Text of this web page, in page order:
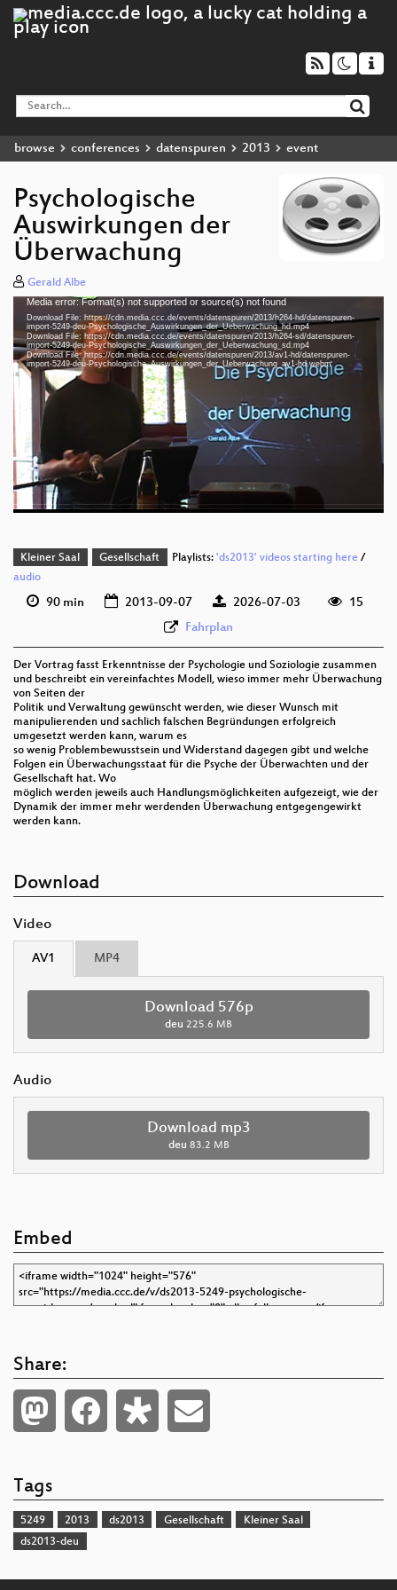
browse conferences datenspuren 2013 event
Psychologische
Auswirkungen der
Überwachung
Gerald Albe
Video
Player
Media error: Format(s) not supported or source(s) not found
Download File: https://cdn.media.ccc.de/events/datenspuren/2013/h264-hd/datenspuren-
import-5249-deu-Psychologische_Auswirkungen_der_Ueberwachung_hd.mp4
Download File: https://cdn.media.ccc.de/events/datenspuren/2013/h264-sd/datenspuren-
import-5249-deu-Psychologische_Auswirkungen_der_Ueberwachung_sd.mp4
Download File: https://cdn.media.ccc.de/events/datenspuren/2013/av1-hd/datenspuren-
import-5249-deu-Psychologische_Auswirkungen_der_Ueberwachung_av1-hd.webm
deu 576p (mp4)
deu 576p (mp4)
deu 576p (webm;codecs=av01)
Kleiner Saal Gesellschaft Playlists: 'ds2013' videos starting here/
audio
90 min 2013-09-07 2026-07-03
15
Fahrplan
Der Vortrag fasst Erkenntnisse der Psychologie und Soziologie zusammen
und beschreibt ein vereinfachtes Modell, wieso immer mehr Überwachung
von Seiten der
Politik und Verwaltung gewünscht werden, wie dieser Wunsch mit
manipulierenden und sachlich falschen Begründungen erfolgreich
umgesetzt werden kann, warum es
so wenig Problembewusstsein und Widerstand dagegen gibt und welche
Folgen ein Überwachungsstaat für die Psyche der Überwachten und der
Gesellschaft hat. Wo
möglich werden jeweils auch Handlungsmöglichkeiten aufgezeigt, wie der
Dynamik der immer mehr werdenden Überwachung entgegengewirkt
werden kann.
Download
Video
AV1 MP4
Download 576p
deu 225.6 MB
Audio
Download mp3
deu 83.2 MB
Embed
Share:
Tags
5249 2013 ds2013 Gesellschaft
Kleiner Saal
ds2013-deu